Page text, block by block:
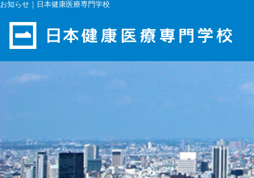
お知らせ｜日本健康医療専門学校